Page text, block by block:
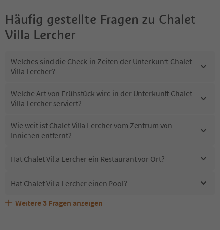
Häufig gestellte Fragen zu Chalet
Villa Lercher
Welches sind die Check-in Zeiten der Unterkunft Chalet
Villa Lercher?
Welche Art von Frühstück wird in der Unterkunft Chalet
Villa Lercher serviert?
Wie weit ist Chalet Villa Lercher vom Zentrum von
Innichen entfernt?
Hat Chalet Villa Lercher ein Restaurant vor Ort?
Hat Chalet Villa Lercher einen Pool?
Sind Haustiere in der Unterkunft Chalet Villa Lercher
Welche Services bietet Chalet Villa Lercher?
Erhalten die Gäste von Chalet Villa Lercher einen Südtirol
Weitere 3 Fragen anzeigen